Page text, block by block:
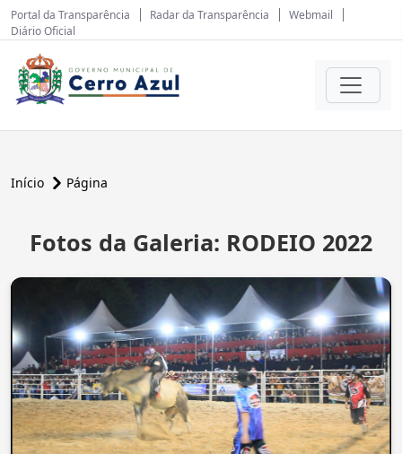
Portal da Transparência Radar da Transparência
Webmail
Diário Oficial
Início Página
Fotos da Galeria: RODEIO 2022